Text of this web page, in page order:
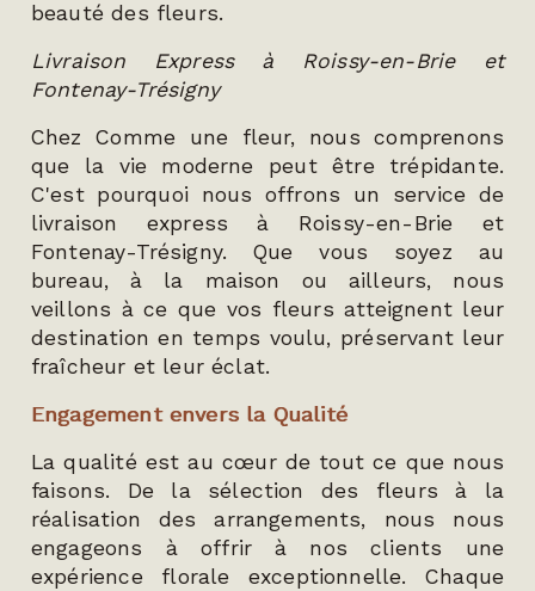
beauté des fleurs.
Livraison Express à Roissy-en-Brie et
Fontenay-Trésigny
Chez Comme une fleur, nous comprenons
que la vie moderne peut être trépidante.
C'est pourquoi nous offrons un service de
livraison express à Roissy-en-Brie et
Fontenay-Trésigny. Que vous soyez au
bureau, à la maison ou ailleurs, nous
veillons à ce que vos fleurs atteignent leur
destination en temps voulu, préservant leur
fraîcheur et leur éclat.
Engagement envers la Qualité
La qualité est au cœur de tout ce que nous
faisons. De la sélection des fleurs à la
réalisation des arrangements, nous nous
engageons à offrir à nos clients une
expérience florale exceptionnelle. Chaque